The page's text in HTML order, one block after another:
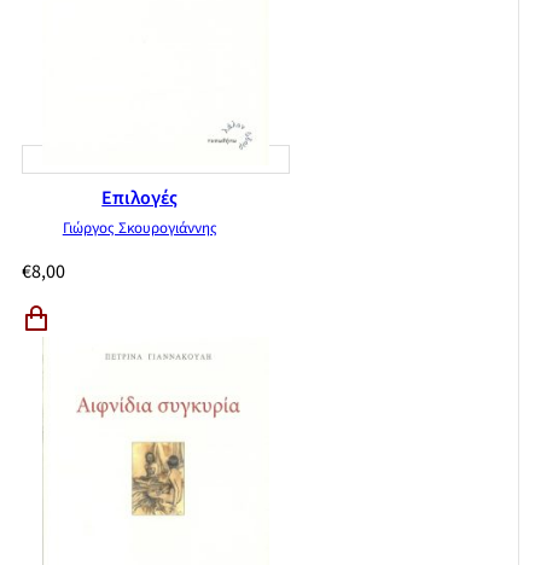
Επιλογές
Γιώργος Σκουρογιάννης
€8,00